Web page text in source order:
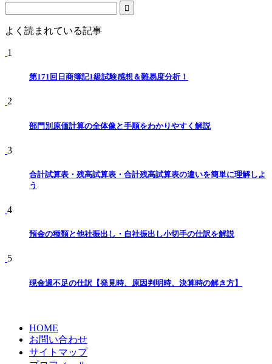
よく読まれている記事
1
第171回日商簿記1級試験感想＆難易度分析！
2
部門別原価計算の全体像と手順をわかりやすく解説
3
合計試算表・残高試算表・合計残高試算表の違いを簡単に理解しよ
う
4
預金の種類と他社振出し・自社振出し小切手の仕訳を解説
5
現金過不足の仕訳【発見時、原因判明時、決算時の解き方】
HOME
お問い合わせ
サイトマップ